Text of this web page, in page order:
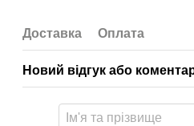
Доставка Оплата
Новий відгук або